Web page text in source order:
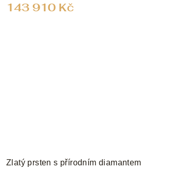
143 910 Kč
Zlatý prsten s přírodním diamantem